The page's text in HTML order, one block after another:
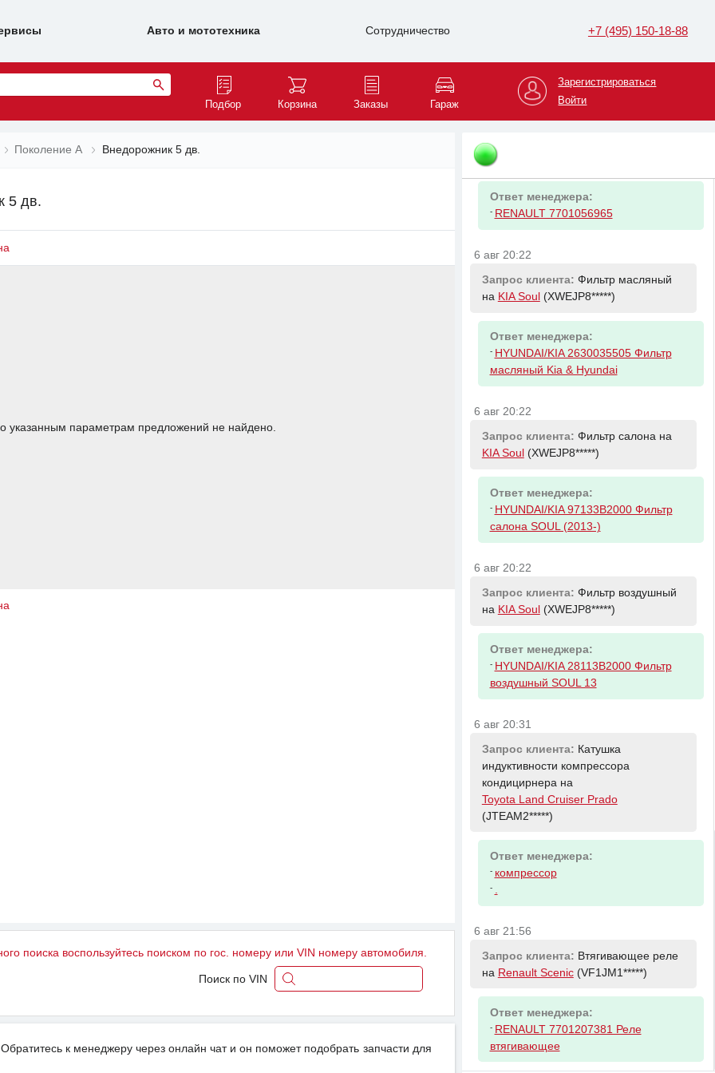
Авто и мототехника Сотрудничество +7 (495) 150-18-88
Подбор Корзина Заказы Гараж
Зарегистрироваться
Войти
Поколение A Внедорожник 5 дв.
5 дв.
указанным параметрам предложений не найдено.
поиска воспользуйтесь поиском по гос. номеру или VIN номеру автомобиля.
Поиск по VIN
к менеджеру через онлайн чат и он поможет подобрать запчасти для
Ответ менеджера:
вентBM1B
Запрос клиента:
Renault Megane
Ответ менеджера:
- RENAULT 7701056965
6 авг 20:22
Запрос клиента: Фильтр масляный
на KIA Soul (XWEJP8*****)
Ответ менеджера:
- HYUNDAI/KIA 2630035505 Фильтр
масляный Kia & Hyundai
6 авг 20:22
Запрос клиента: Фильтр салона на
KIA Soul (XWEJP8*****)
Ответ менеджера:
- HYUNDAI/KIA 97133B2000 Фильтр
салона SOUL (2013-)
6 авг 20:22
Запрос клиента: Фильтр воздушный
на KIA Soul (XWEJP8*****)
Ответ менеджера:
- HYUNDAI/KIA 28113B2000 Фильтр
воздушный SOUL 13
6 авг 20:31
Запрос клиента: Катушка
индуктивности компрессора
кондицирнера на
Toyota Land Cruiser Prado
(JTEAM2*****)
Ответ менеджера:
- компрессор
-
6 авг 21:56
Запрос клиента: Втягивающее реле
на Renault Scenic(VF1JM1*****)
Ответ менеджера:
- RENAULT 7701207381 Реле
втягивающее